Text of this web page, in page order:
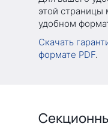
этой страницы
удобном
Скачать
формате PDF.